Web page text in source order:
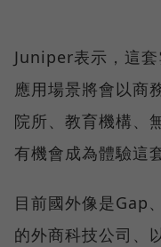
Juniper表示，這
應用場景將會以商
院所、教育機構、
有機會成為體驗這
目前國外像是Gap
的外商科技公司、